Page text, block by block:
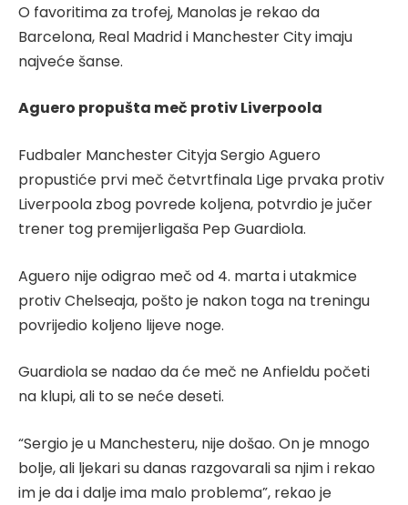
O favoritima za trofej, Manolas je rekao da
Barcelona, Real Madrid i Manchester City imaju
najveće šanse.
Aguero propušta meč protiv Liverpoola
Fudbaler Manchester Cityja Sergio Aguero
propustiće prvi meč četvrtfinala Lige prvaka protiv
Liverpoola zbog povrede koljena, potvrdio je jučer
trener tog premijerligaša Pep Guardiola.
Aguero nije odigrao meč od 4. marta i utakmice
protiv Chelseaja, pošto je nakon toga na treningu
povrijedio koljeno lijeve noge.
Guardiola se nadao da će meč ne Anfieldu početi
na klupi, ali to se neće deseti.
“Sergio je u Manchesteru, nije došao. On je mnogo
bolje, ali ljekari su danas razgovarali sa njim i rekao
im je da i dalje ima malo problema”, rekao je